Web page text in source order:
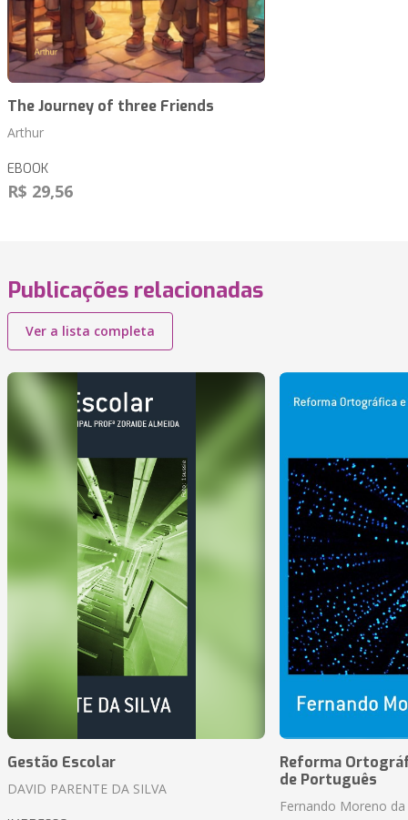
The Journey of three Friends
Arthur
EBOOK
R$ 29,56
Publicações relacionadas
Ver a lista completa
Gestão Escolar
DAVID PARENTE DA SILVA
Reforma
de Português
Fernando Moreno da